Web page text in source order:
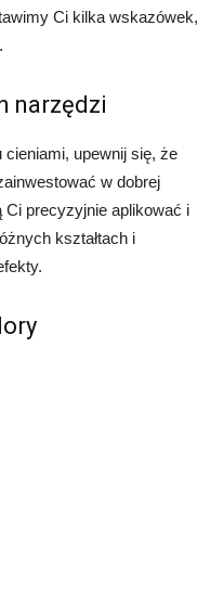
Ci kilka wskazówek,
narzędzi
upewnij się, że
w dobrej
Ci precyzyjnie aplikować i
kształtach i